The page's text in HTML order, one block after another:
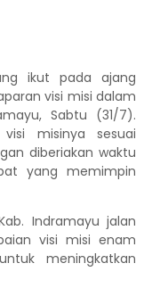
ikut pada ajang
visi misi dalam
Sabtu (31/7).
misinya sesuai
diberiakan waktu
yang memimpin
Indramayu jalan
visi misi enam
meningkatkan